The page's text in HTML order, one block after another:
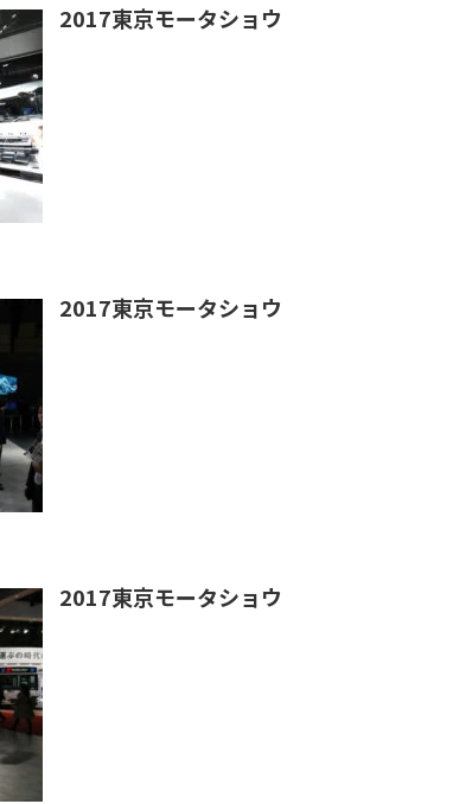
2017東京モータショウ
2017東京モータショウ
2017東京モータショウ